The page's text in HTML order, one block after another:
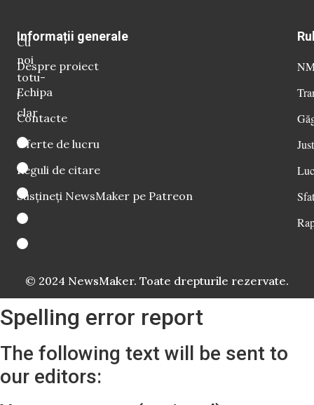
Cu
noi
totu-
i
clar
Informații generale
Despre proiect
Echipa
Contacte
Oferte de lucru
Reguli de citare
Susțineți NewsMaker pe Patreon
© 2024 NewsMaker. Toate drepturile rezervate.
Spelling error report
The following text will be sent to
our editors: